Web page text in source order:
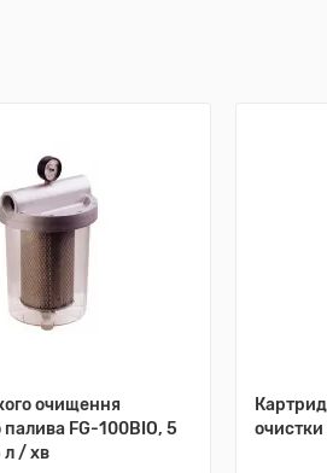
очищення
палива FG-100BIO, 5
л / хв